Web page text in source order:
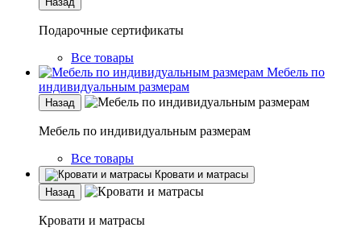
Подарочные сертификаты
Все товары
Мебель по
индивидуальным размерам
Назад
Мебель по индивидуальным размерам
Все товары
Кровати и матрасы
Назад
Кровати и матрасы